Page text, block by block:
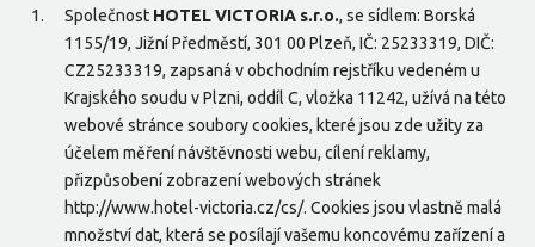
Společnost HOTEL VICTORIA s.r.o., se sídlem: Borská
1155/19, Jižní Předměstí, 301 00 Plzeň, IČ: 25233319, DIČ:
CZ25233319, zapsaná v obchodním rejstříku vedeném u
Krajského soudu v Plzni, oddíl C, vložka 11242, užívá na této
webové stránce soubory cookies, které jsou zde užity za
účelem měření návštěvnosti webu, cílení reklamy,
přizpůsobení zobrazení webových stránek
http://www.hotel-victoria.cz/cs/. Cookies jsou vlastně malá
množství dat, která se posílají vašemu koncovému zařízení a